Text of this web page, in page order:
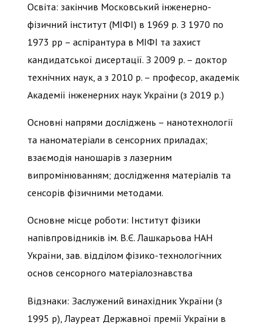
Освіта: закінчив Московський інженерно-
фізичний інститут (МІФІ) в 1969 р. З 1970 по
1973 рр – аспірантура в МІФІ та захист
кандидатської дисертації. З 2009 р. – доктор
технічних наук, а з 2010 р. – професор, академік
Академії інженерних наук України (з 2019 р.)
Основні напрями досліджень – нанотехнології
та наноматеріали в сенсорних приладах;
взаємодія наношарів з лазерним
випромінюванням; дослідження матеріалів та
сенсорів фізичними методами.
Основне місце роботи: Інститут фізики
напівпровідників ім. В.Є. Лашкарьова НАН
України, зав. відділом фізико-технологічних
основ сенсорного матеріалознавства
Відзнаки: Заслужений винахідник України (з
1995 р), Лауреат Державної премії України в